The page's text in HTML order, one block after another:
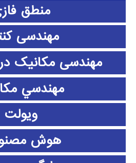
منطق
مهندسی
مهندسی مکانیک
مهندسي
ویولت
هوش